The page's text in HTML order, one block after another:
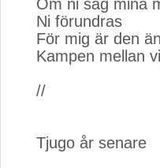
Om ni såg mina
Ni förundras
För mig är den
Kampen mellan
//
Tjugo år senare